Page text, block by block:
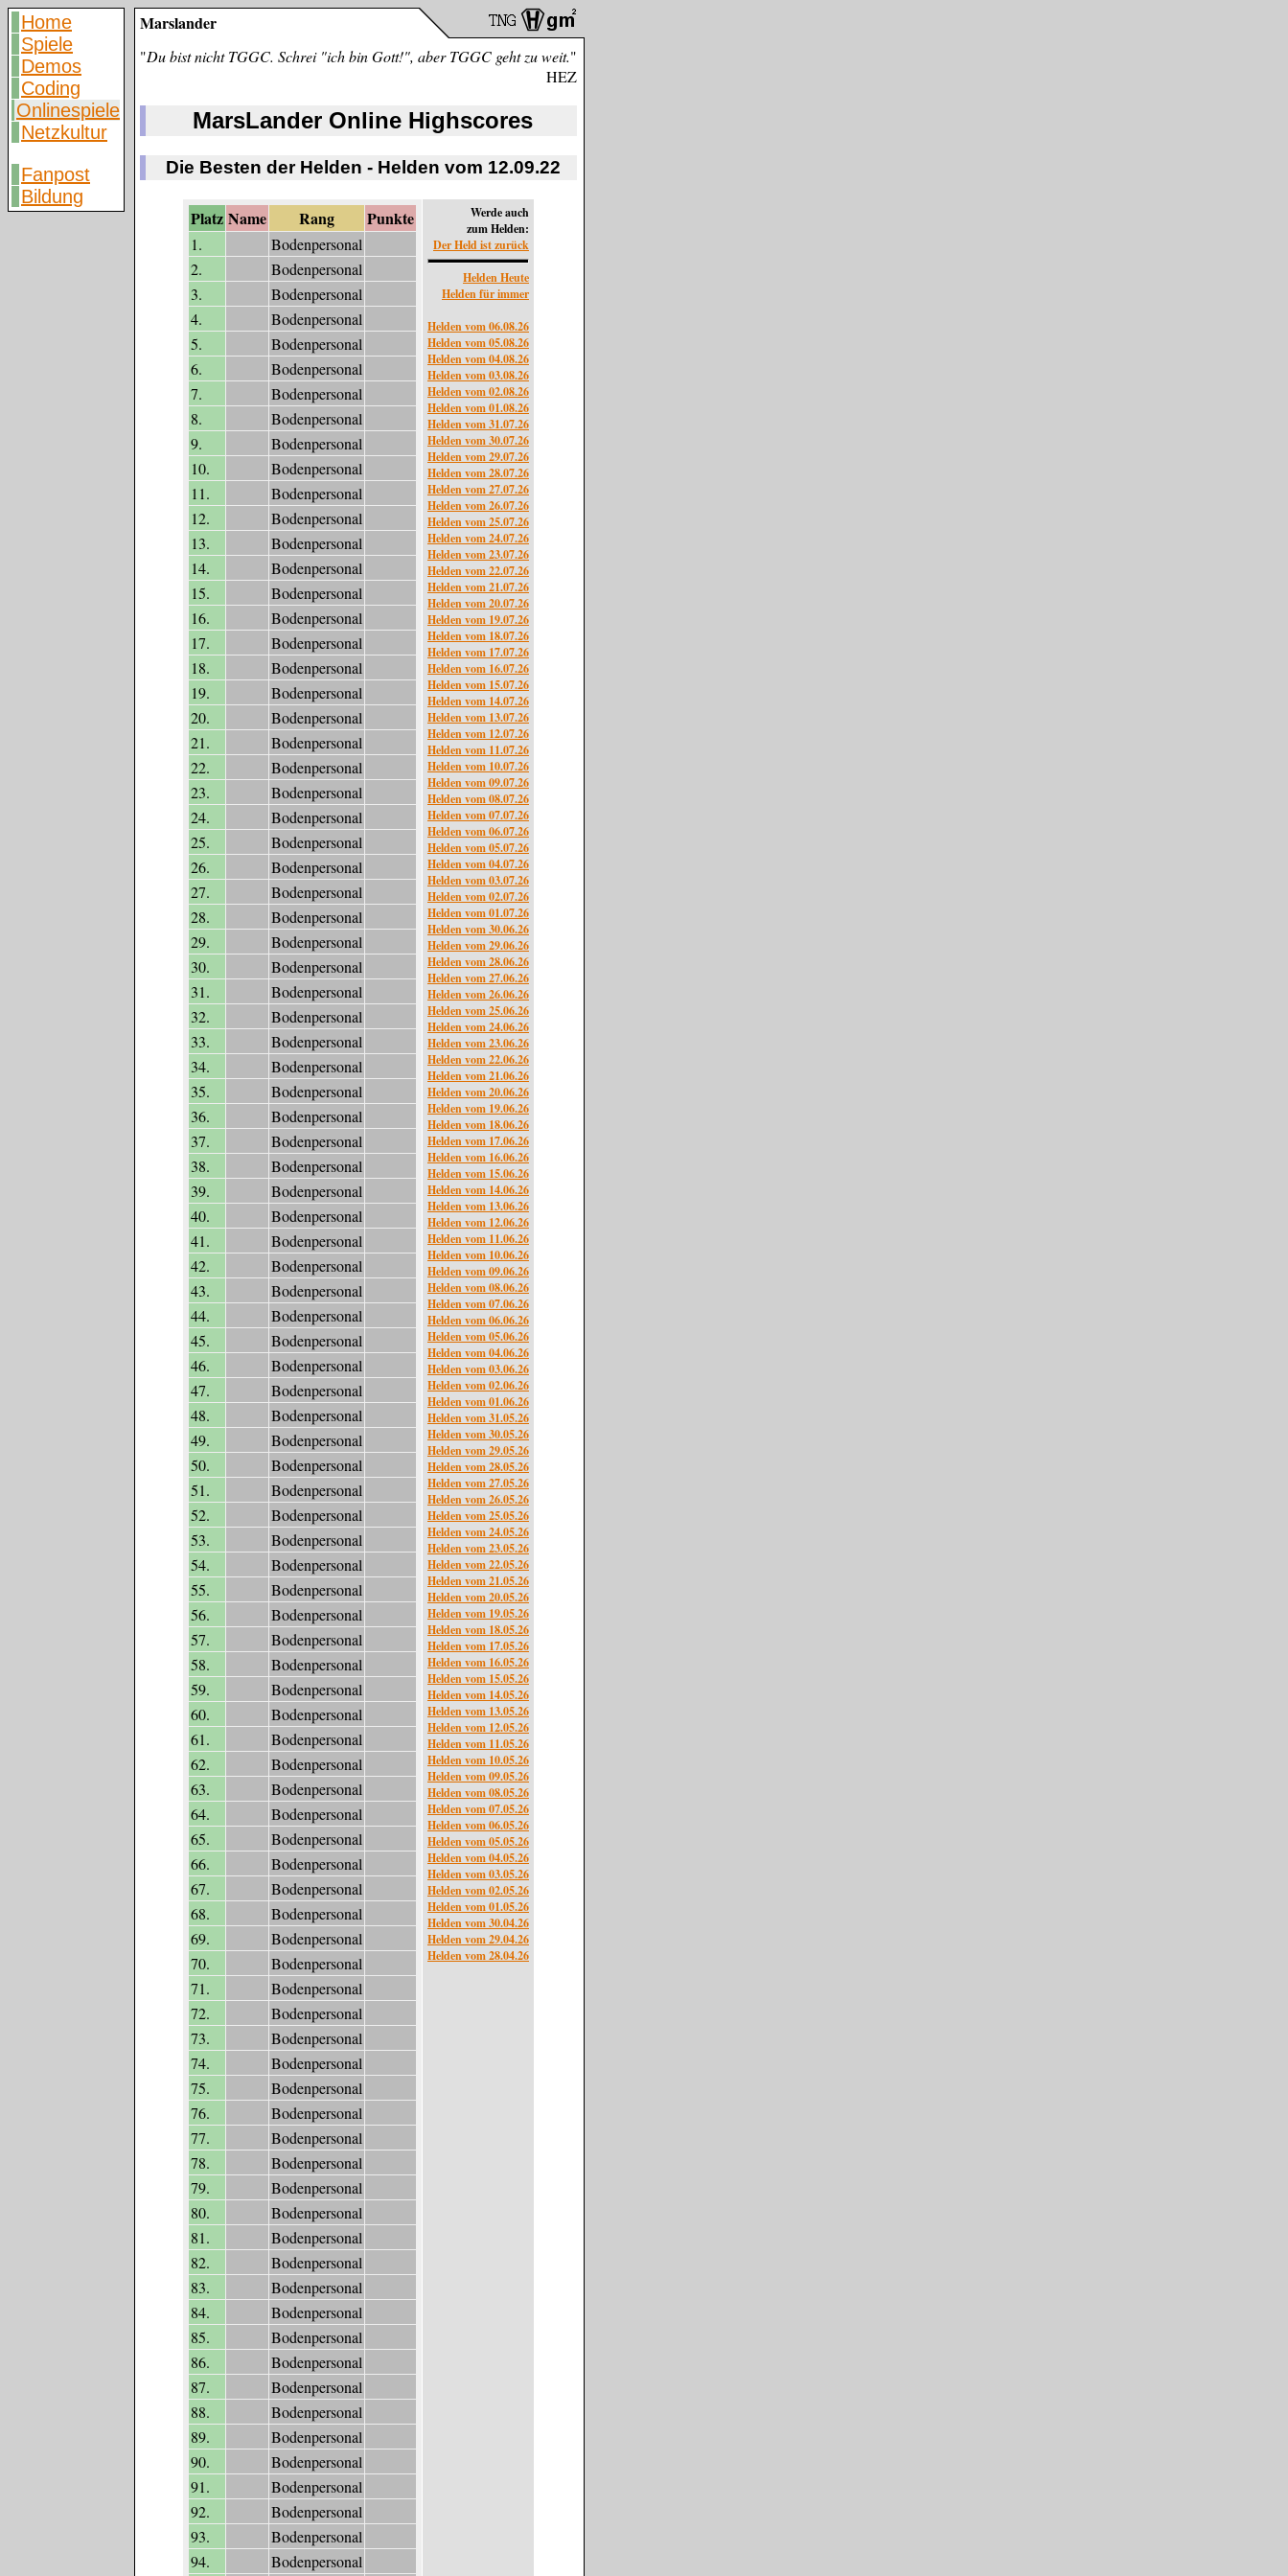
Home
Spiele
Demos
Coding
Onlinespiele
Netzkultur
Fanpost
Bildung
Marslander
"Du bist nicht TGGC. Schrei "ich bin Gott!", aber TGGC geht zu weit."
HEZ
MarsLander Online Highscores
Die Besten der Helden - Helden vom 12.09.22
Platz Name Rang Punkte
1.
Bodenpersonal
2.
Bodenpersonal
3.
Bodenpersonal
4.
Bodenpersonal
5.
Bodenpersonal
6.
Bodenpersonal
7.
Bodenpersonal
8.
Bodenpersonal
9.
Bodenpersonal
10.
Bodenpersonal
11.
Bodenpersonal
12.
Bodenpersonal
13.
Bodenpersonal
14.
Bodenpersonal
15.
Bodenpersonal
16.
Bodenpersonal
17.
Bodenpersonal
18.
Bodenpersonal
19.
Bodenpersonal
20.
Bodenpersonal
21.
Bodenpersonal
22.
Bodenpersonal
23.
Bodenpersonal
24.
Bodenpersonal
25.
Bodenpersonal
26.
Bodenpersonal
27.
Bodenpersonal
28.
Bodenpersonal
29.
Bodenpersonal
30.
Bodenpersonal
31.
Bodenpersonal
32.
Bodenpersonal
33.
Bodenpersonal
34.
Bodenpersonal
35.
Bodenpersonal
36.
Bodenpersonal
37.
Bodenpersonal
38.
Bodenpersonal
39.
Bodenpersonal
40.
Bodenpersonal
41.
Bodenpersonal
42.
Bodenpersonal
43.
Bodenpersonal
44.
Bodenpersonal
45.
Bodenpersonal
46.
Bodenpersonal
47.
Bodenpersonal
48.
Bodenpersonal
49.
Bodenpersonal
50.
Bodenpersonal
51.
Bodenpersonal
52.
Bodenpersonal
53.
Bodenpersonal
54.
Bodenpersonal
55.
Bodenpersonal
56.
Bodenpersonal
57.
Bodenpersonal
58.
Bodenpersonal
59.
Bodenpersonal
60.
Bodenpersonal
61.
Bodenpersonal
62.
Bodenpersonal
63.
Bodenpersonal
64.
Bodenpersonal
65.
Bodenpersonal
66.
Bodenpersonal
67.
Bodenpersonal
68.
Bodenpersonal
69.
Bodenpersonal
70.
Bodenpersonal
71.
Bodenpersonal
72.
Bodenpersonal
73.
Bodenpersonal
74.
Bodenpersonal
75.
Bodenpersonal
76.
Bodenpersonal
77.
Bodenpersonal
78.
Bodenpersonal
79.
Bodenpersonal
80.
Bodenpersonal
81.
Bodenpersonal
82.
Bodenpersonal
83.
Bodenpersonal
84.
Bodenpersonal
85.
Bodenpersonal
86.
Bodenpersonal
87.
Bodenpersonal
88.
Bodenpersonal
89.
Bodenpersonal
90.
Bodenpersonal
91.
Bodenpersonal
92.
Bodenpersonal
93.
Bodenpersonal
94.
Bodenpersonal
Werde auch
zum Helden:
Der Held ist zurück
Helden Heute
Helden für immer
Helden vom 06.08.26
Helden vom 05.08.26
Helden vom 04.08.26
Helden vom 03.08.26
Helden vom 02.08.26
Helden vom 01.08.26
Helden vom 31.07.26
Helden vom 30.07.26
Helden vom 29.07.26
Helden vom 28.07.26
Helden vom 27.07.26
Helden vom 26.07.26
Helden vom 25.07.26
Helden vom 24.07.26
Helden vom 23.07.26
Helden vom 22.07.26
Helden vom 21.07.26
Helden vom 20.07.26
Helden vom 19.07.26
Helden vom 18.07.26
Helden vom 17.07.26
Helden vom 16.07.26
Helden vom 15.07.26
Helden vom 14.07.26
Helden vom 13.07.26
Helden vom 12.07.26
Helden vom 11.07.26
Helden vom 10.07.26
Helden vom 09.07.26
Helden vom 08.07.26
Helden vom 07.07.26
Helden vom 06.07.26
Helden vom 05.07.26
Helden vom 04.07.26
Helden vom 03.07.26
Helden vom 02.07.26
Helden vom 01.07.26
Helden vom 30.06.26
Helden vom 29.06.26
Helden vom 28.06.26
Helden vom 27.06.26
Helden vom 26.06.26
Helden vom 25.06.26
Helden vom 24.06.26
Helden vom 23.06.26
Helden vom 22.06.26
Helden vom 21.06.26
Helden vom 20.06.26
Helden vom 19.06.26
Helden vom 18.06.26
Helden vom 17.06.26
Helden vom 16.06.26
Helden vom 15.06.26
Helden vom 14.06.26
Helden vom 13.06.26
Helden vom 12.06.26
Helden vom 11.06.26
Helden vom 10.06.26
Helden vom 09.06.26
Helden vom 08.06.26
Helden vom 07.06.26
Helden vom 06.06.26
Helden vom 05.06.26
Helden vom 04.06.26
Helden vom 03.06.26
Helden vom 02.06.26
Helden vom 01.06.26
Helden vom 31.05.26
Helden vom 30.05.26
Helden vom 29.05.26
Helden vom 28.05.26
Helden vom 27.05.26
Helden vom 26.05.26
Helden vom 25.05.26
Helden vom 24.05.26
Helden vom 23.05.26
Helden vom 22.05.26
Helden vom 21.05.26
Helden vom 20.05.26
Helden vom 19.05.26
Helden vom 18.05.26
Helden vom 17.05.26
Helden vom 16.05.26
Helden vom 15.05.26
Helden vom 14.05.26
Helden vom 13.05.26
Helden vom 12.05.26
Helden vom 11.05.26
Helden vom 10.05.26
Helden vom 09.05.26
Helden vom 08.05.26
Helden vom 07.05.26
Helden vom 06.05.26
Helden vom 05.05.26
Helden vom 04.05.26
Helden vom 03.05.26
Helden vom 02.05.26
Helden vom 01.05.26
Helden vom 30.04.26
Helden vom 29.04.26
Helden vom 28.04.26